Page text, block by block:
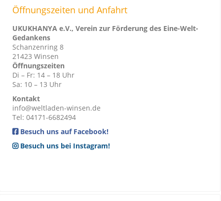
Öffnungszeiten und Anfahrt
UKUKHANYA e.V., Verein zur Förderung des Eine-Welt-
Gedankens
Schanzenring 8
21423 Winsen
Öffnungszeiten
Di – Fr: 14 – 18 Uhr
Sa: 10 – 13 Uhr
Kontakt
info@weltladen-winsen.de
Tel: 04171-6682494
Besuch uns auf Facebook!
Besuch uns bei Instagram!